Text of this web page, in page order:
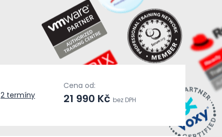
2 termíny
Cena od:
21 990 Kč bez DPH